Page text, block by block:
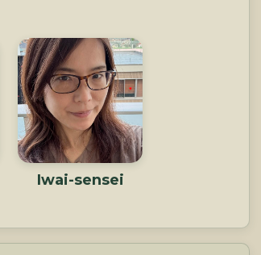
Iwai-sensei